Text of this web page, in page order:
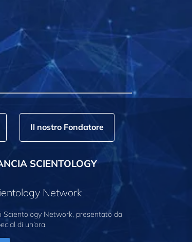
Il nostro Fondatore
SCIENTOLOGY
Network
Network, presentato da
di un’ora.